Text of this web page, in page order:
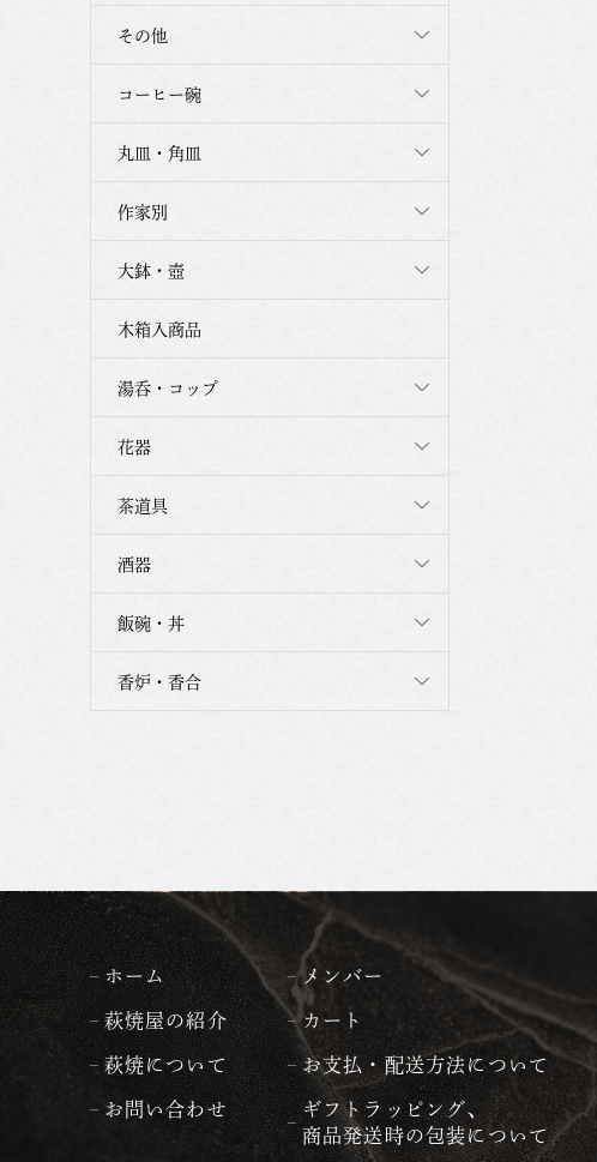
その他
コーヒー碗
丸皿・角皿
作家別
大鉢・壺
木箱入商品
湯呑・コップ
花器
茶道具
酒器
飯碗・丼
香炉・香合
ホーム
萩焼屋の紹介
萩焼について
お問い合わせ
メンバー
カート
お支払・配送方法について
ギフトラッピング、
商品発送時の包装について